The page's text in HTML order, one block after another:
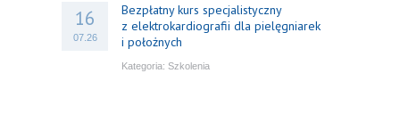
16
07.26
Bezpłatny kurs specjalistyczny
z elektrokardiografii dla pielęgniarek
i położnych
Kategoria: Szkolenia